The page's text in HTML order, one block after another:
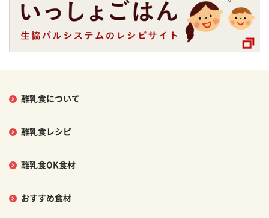
離乳食について
離乳食レシピ
離乳食OK食材
おすすめ食材